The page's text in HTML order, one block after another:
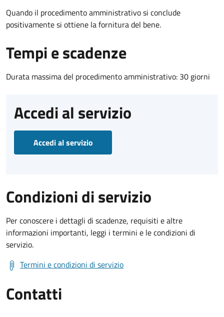
Quando il procedimento amministrativo si conclude
positivamente si ottiene la fornitura del bene.
Tempi e scadenze
Durata massima del procedimento amministrativo: 30 giorni
Accedi al servizio
Accedi al servizio
Condizioni di servizio
Per conoscere i dettagli di scadenze, requisiti e altre
informazioni importanti, leggi i termini e le condizioni di
servizio.
Termini e condizioni di servizio
Contatti